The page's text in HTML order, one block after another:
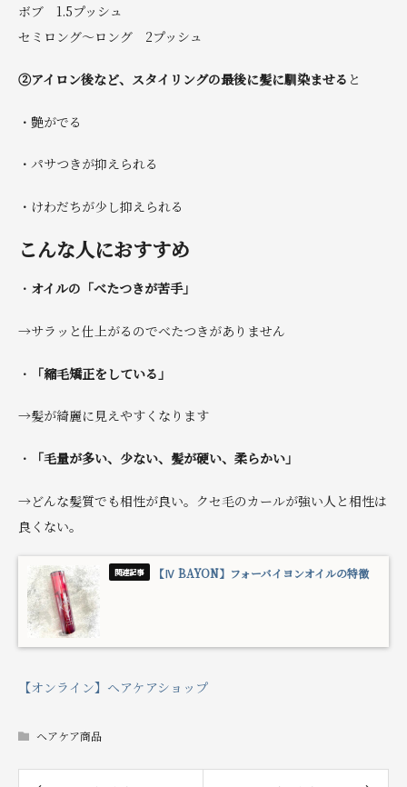
ボブ 1.5プッシュ
セミロング〜ロング 2プッシュ
②アイロン後など、スタイリングの最後に髪に馴染ませる と
・艶がでる
・パサつきが抑えられる
・けわだちが少し抑えられる
こんな人におすすめ
・ オイルの「べたつきが苦手」
→サラッと仕上がるのでべたつきがありません
・ 「縮毛矯正をしている」
→髪が綺麗に見えやすくなります
・ 「毛量が多い、少ない、髪が硬い、柔らかい」
→どんな髪質でも相性が良い。クセ毛のカールが強い人と相性は
良くない。
【Ⅳ BAYON】フォーバイヨンオイルの特徴
【オンライン】ヘアケアショップ
ヘアケア商品